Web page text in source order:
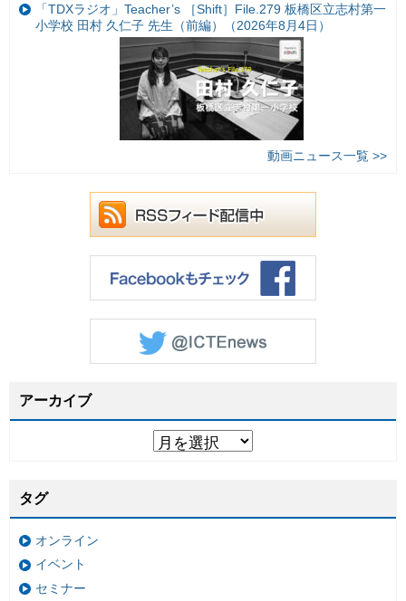
「TDXラジオ」Teacher’s ［Shift］File.279 板橋区立志村第一
小学校 田村 久仁子 先生（前編）（2026年8月4日）
動画ニュース一覧 >>
アーカイブ
タグ
オンライン
イベント
セミナー